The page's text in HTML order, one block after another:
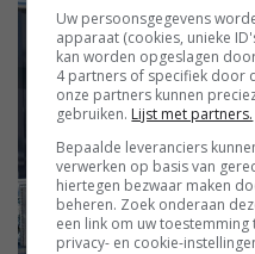
Uw persoonsgegevens
apparaat (cookies, unieke
kan worden opgeslagen
4 partners of specifiek door
onze partners kunnen
gebruiken. Lijst met partners.
Bepaalde leveranciers
verwerken op basis van
hiertegen bezwaar maken
beheren. Zoek onderaan
een link om uw
privacy- en cookie-